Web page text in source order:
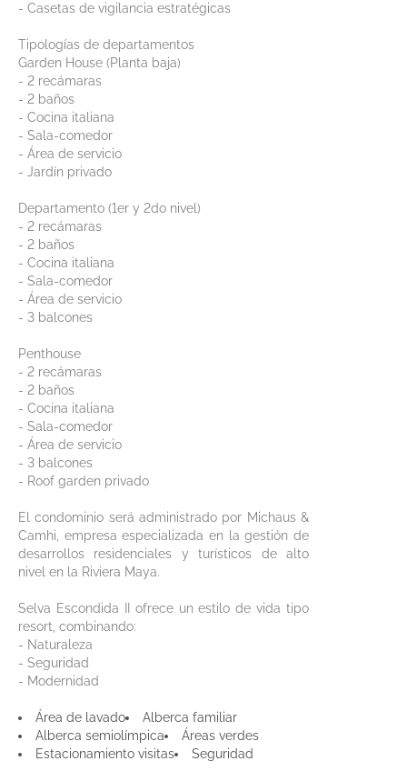
- Casetas de vigilancia estratégicas
Tipologías de departamentos
Garden House (Planta baja)
- 2 recámaras
- 2 baños
- Cocina italiana
- Sala-comedor
- Área de servicio
- Jardín privado
Departamento (1er y 2do nivel)
- 2 recámaras
- 2 baños
- Cocina italiana
- Sala-comedor
- Área de servicio
- 3 balcones
Penthouse
- 2 recámaras
- 2 baños
- Cocina italiana
- Sala-comedor
- Área de servicio
- 3 balcones
- Roof garden privado
El condominio será administrado por Michaus &
Camhi, empresa especializada en la gestión de
desarrollos residenciales y turísticos de alto
nivel en la Riviera Maya.
Selva Escondida II ofrece un estilo de vida tipo
resort, combinando:
- Naturaleza
- Seguridad
- Modernidad
Área de lavado
Alberca familiar
Alberca semiolímpica
Áreas verdes
Estacionamiento visitas
Seguridad